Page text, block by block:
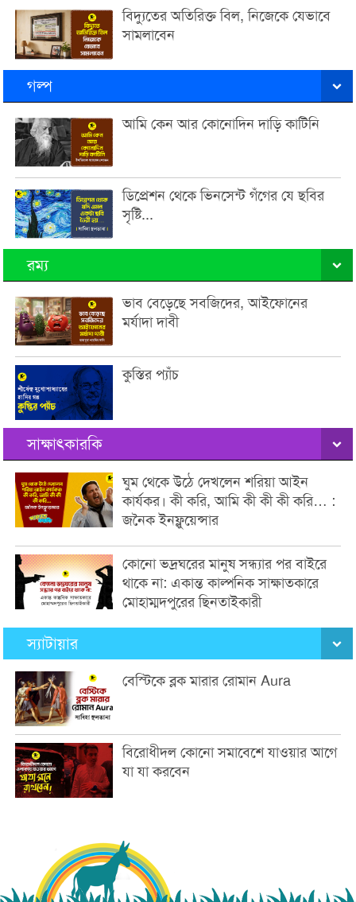
বিদ্যুতের অতিরিক্ত বিল, নিজেকে যেভাবে
সামলাবেন
গল্প
আমি কেন আর কোনোদিন দাড়ি কাটিনি
ডিপ্রেশন থেকে ভিনসেন্ট গঁগের যে ছবির
সৃষ্টি...
রম্য
ভাব বেড়েছে সবজিদের, আইফোনের
মর্যাদা দাবী
কুস্তির প্যাঁচ
সাক্ষাৎকারকি
ঘুম থেকে উঠে দেখলেন শরিয়া আইন
কার্যকর। কী করি, আমি কী কী কী করি… :
জনৈক ইনফ্লুয়েন্সার
কোনো ভদ্রঘরের মানুষ সন্ধ্যার পর বাইরে
থাকে না: একান্ত কাল্পনিক সাক্ষাতকারে
মোহাম্মদপুরের ছিনতাইকারী
স্যাটায়ার
বেস্টিকে ব্লক মারার রোমান Aura
বিরোধীদল কোনো সমাবেশে যাওয়ার আগে
যা যা করবেন